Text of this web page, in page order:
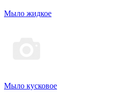
Мыло жидкое
Мыло кусковое